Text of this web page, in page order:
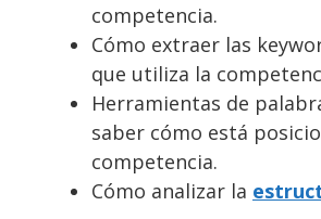
competencia.
Cómo extraer las
que utiliza la
Herramientas de
saber cómo está
competencia.
Cómo analizar la